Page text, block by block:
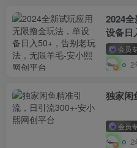
2024
设备日
会员
2
独家闲
会员
2